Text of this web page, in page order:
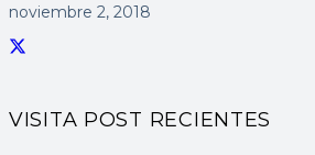
noviembre 2, 2018
VISITA POST RECIENTES